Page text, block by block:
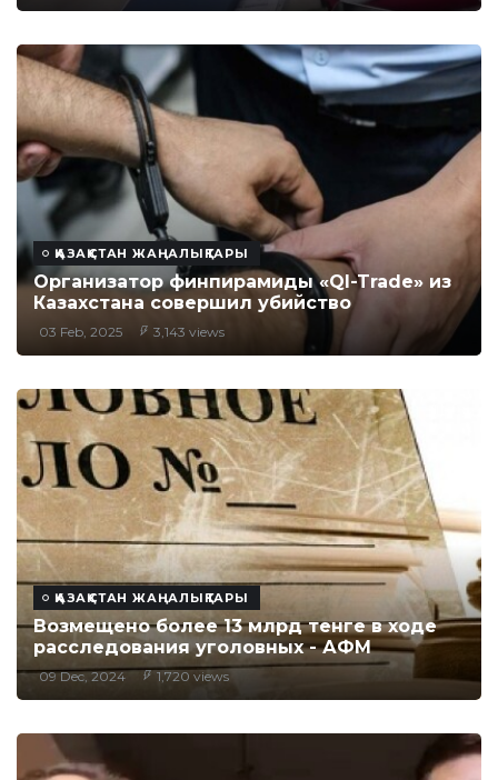
ҚАЗАҚСТАН ЖАҢАЛЫҚТАРЫ
Организатор финпирамиды «QI-Trade» из
Казахстана совершил убийство
03 Feb, 2025 3,143 views
ҚАЗАҚСТАН ЖАҢАЛЫҚТАРЫ
Возмещено более 13 млрд тенге в ходе
расследования уголовных - АФМ
09 Dec, 2024 1,720 views